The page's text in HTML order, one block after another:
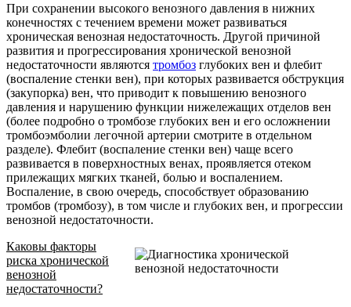
При сохранении высокого венозного давления в нижних
конечностях с течением времени может развиваться
хроническая венозная недостаточность. Другой причиной
развития и прогрессирования хронической венозной
недостаточности являются тромбоз глубоких вен и флебит
(воспаление стенки вен), при которых развивается обструкция
(закупорка) вен, что приводит к повышению венозного
давления и нарушению функции нижележащих отделов вен
(более подробно о тромбозе глубоких вен и его осложнении
тромбоэмболии легочной артерии смотрите в отдельном
разделе). Флебит (воспаление стенки вен) чаще всего
развивается в поверхностных венах, проявляется отеком
прилежащих мягких тканей, болью и воспалением.
Воспаление, в свою очередь, способствует образованию
тромбов (тромбозу), в том числе и глубоких вен, и прогрессии
венозной недостаточности.
Каковы факторы
риска хронической
венозной
недостаточности?